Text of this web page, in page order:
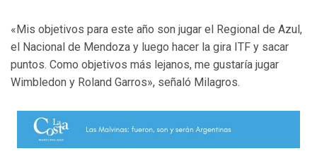
«Mis objetivos para este año son jugar el Regional de Azul,
el Nacional de Mendoza y luego hacer la gira ITF y sacar
puntos. Como objetivos más lejanos, me gustaría jugar
Wimbledon y Roland Garros», señaló Milagros.